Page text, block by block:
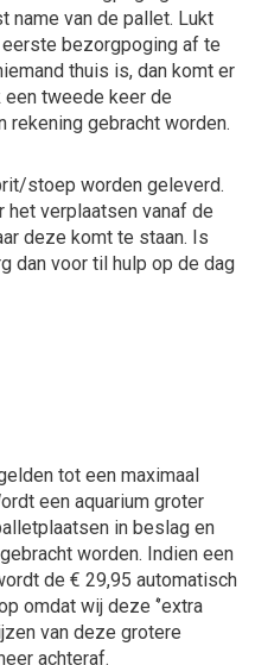
name van de pallet. Lukt
bezorgpoging af te
thuis is, dan komt er
tweede keer de
rekening gebracht worden.
stoep worden geleverd.
verplaatsen vanaf de
deze komt te staan. Is
dan voor til hulp op de dag
tot een maximaal
een aquarium groter
in beslag en
worden. Indien een
de € 29,95 automatisch
omdat wij deze ‘’extra
van deze grotere
achteraf.